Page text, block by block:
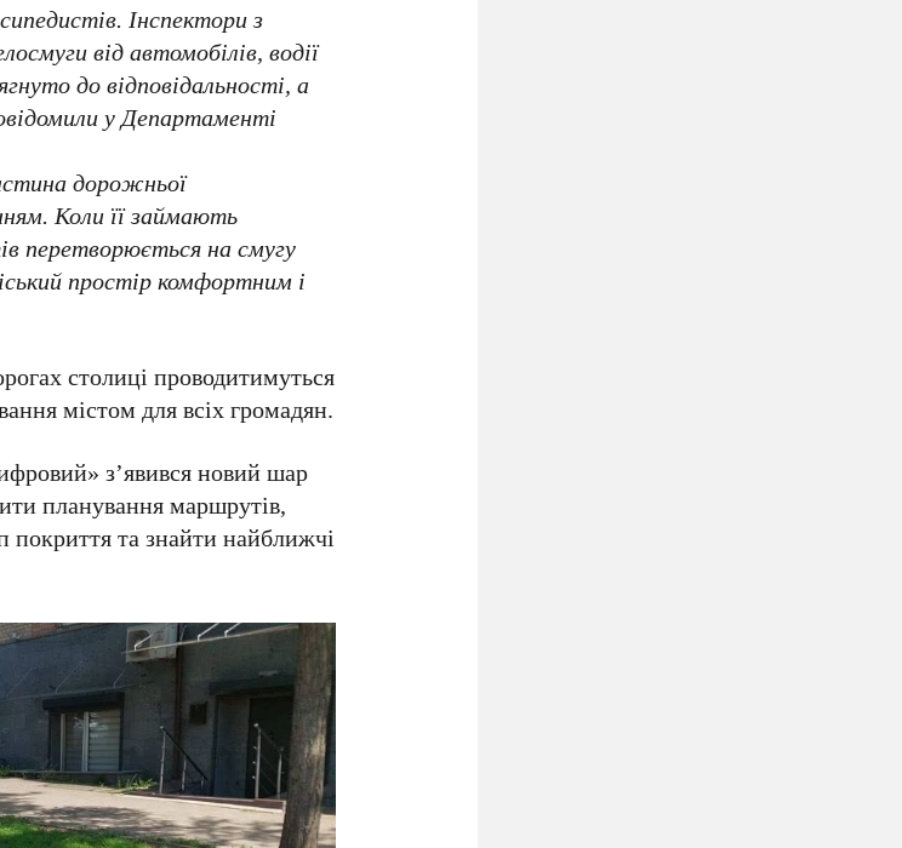
Інспектори з
від автомобілів, водії
до відповідальності, а
уДепартаменті
дорожньої
Коли її займають
перетворюється на смугу
простір комфортним і
столиці проводитимуться
містом для всіх громадян.
» з’явився новий шар
планування маршрутів,
покриття та знайти найближчі